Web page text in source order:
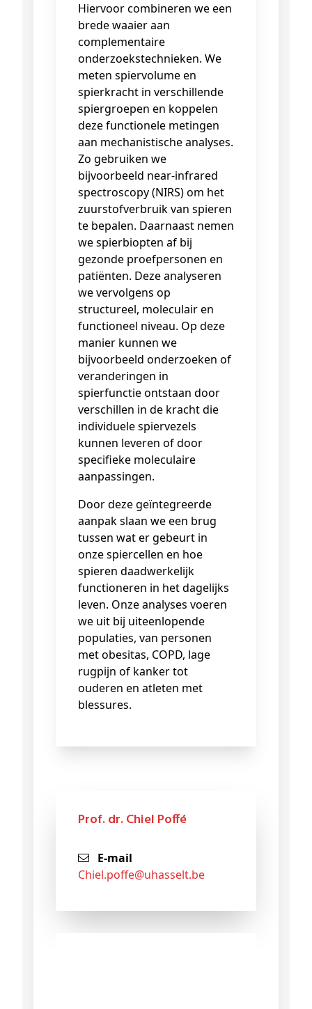
Hiervoor combineren we een
brede waaier aan
complementaire
onderzoekstechnieken. We
meten spiervolume en
spierkracht in verschillende
spiergroepen en koppelen
deze functionele metingen
aan mechanistische analyses.
Zo gebruiken we
bijvoorbeeld near-infrared
spectroscopy (NIRS) om het
zuurstofverbruik van spieren
te bepalen. Daarnaast nemen
we spierbiopten af bij
gezonde proefpersonen en
patiënten. Deze analyseren
we vervolgens op
structureel, moleculair en
functioneel niveau. Op deze
manier kunnen we
bijvoorbeeld onderzoeken of
veranderingen in
spierfunctie ontstaan door
verschillen in de kracht die
individuele spiervezels
kunnen leveren of door
specifieke moleculaire
aanpassingen.
Door deze geïntegreerde
aanpak slaan we een brug
tussen wat er gebeurt in
onze spiercellen en hoe
spieren daadwerkelijk
functioneren in het dagelijks
leven. Onze analyses voeren
we uit bij uiteenlopende
populaties, van personen
met obesitas, COPD, lage
rugpijn of kanker tot
ouderen en atleten met
blessures.
Prof. dr. Chiel Poffé
E-mail
chiel.poffe@uhasselt.be